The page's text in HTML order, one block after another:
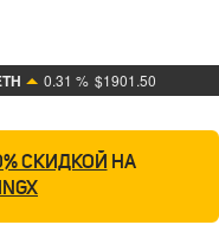
0.31 % $1901.50
СКИДКОЙ НА